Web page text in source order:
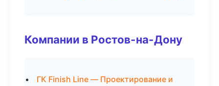
Компании в Ростов-на-Дону
ГК Finish Line — Проектирование и